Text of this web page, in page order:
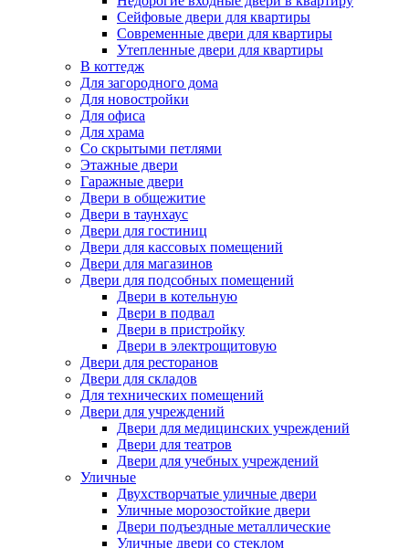
Сейфовые двери для квартиры
Современные двери для квартиры
Утепленные двери для квартиры
В коттедж
Для загородного дома
Для новостройки
Для офиса
Для храма
Со скрытыми петлями
Этажные двери
Гаражные двери
Двери в общежитие
Двери в таунхаус
Двери для гостиниц
Двери для кассовых помещений
Двери для магазинов
Двери для подсобных помещений
Двери в котельную
Двери в подвал
Двери в пристройку
Двери в электрощитовую
Двери для ресторанов
Двери для складов
Для технических помещений
Двери для учреждений
Двери для медицинских учреждений
Двери для театров
Двери для учебных учреждений
Уличные
Двухстворчатые уличные двери
Уличные морозостойкие двери
Двери подъездные металлические
Уличные двери со стеклом